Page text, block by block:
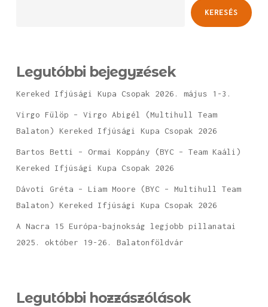
KERESÉS
Legutóbbi bejegyzések
Kereked Ifjúsági Kupa Csopak 2026. május 1-3.
Virgo Fülöp – Virgo Abigél (Multihull Team
Balaton) Kereked Ifjúsági Kupa Csopak 2026
Bartos Betti – Ormai Koppány (BYC – Team Kaáli)
Kereked Ifjúsági Kupa Csopak 2026
Dávoti Gréta – Liam Moore (BYC – Multihull Team
Balaton) Kereked Ifjúsági Kupa Csopak 2026
A Nacra 15 Európa-bajnokság legjobb pillanatai
2025. október 19-26. Balatonföldvár
Legutóbbi hozzászólások